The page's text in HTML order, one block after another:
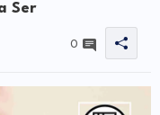
Ser
0